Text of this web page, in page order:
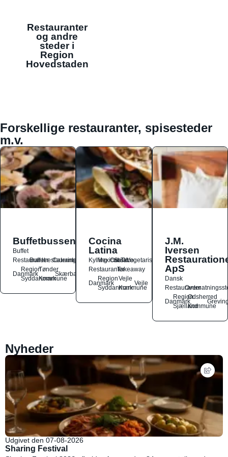
Restauranter
og andre
steder i
Region
Hovedstaden
Forskellige restauranter, spisesteder
m.v.
Buffetbussen
Buffet
Restauranter
Buffetrestauranter
Catering
Danmark
Region
Syddanmark
Tønder
Kommune
Skærbæk
Cocina
Latina
Kylling
Mexicansk
OstSalat
TacoVegetarisk
RestauranterTakeaway
Danmark
Region
Syddanmark
Vejle
Kommune
Vejle
J.M.
Iversen
ApS
Dansk
Restauranter
Danmark
Region
Sjælland
Odsherred
Kommune
Nyheder
Udgivet den 07-08-2026
Sharing Festival